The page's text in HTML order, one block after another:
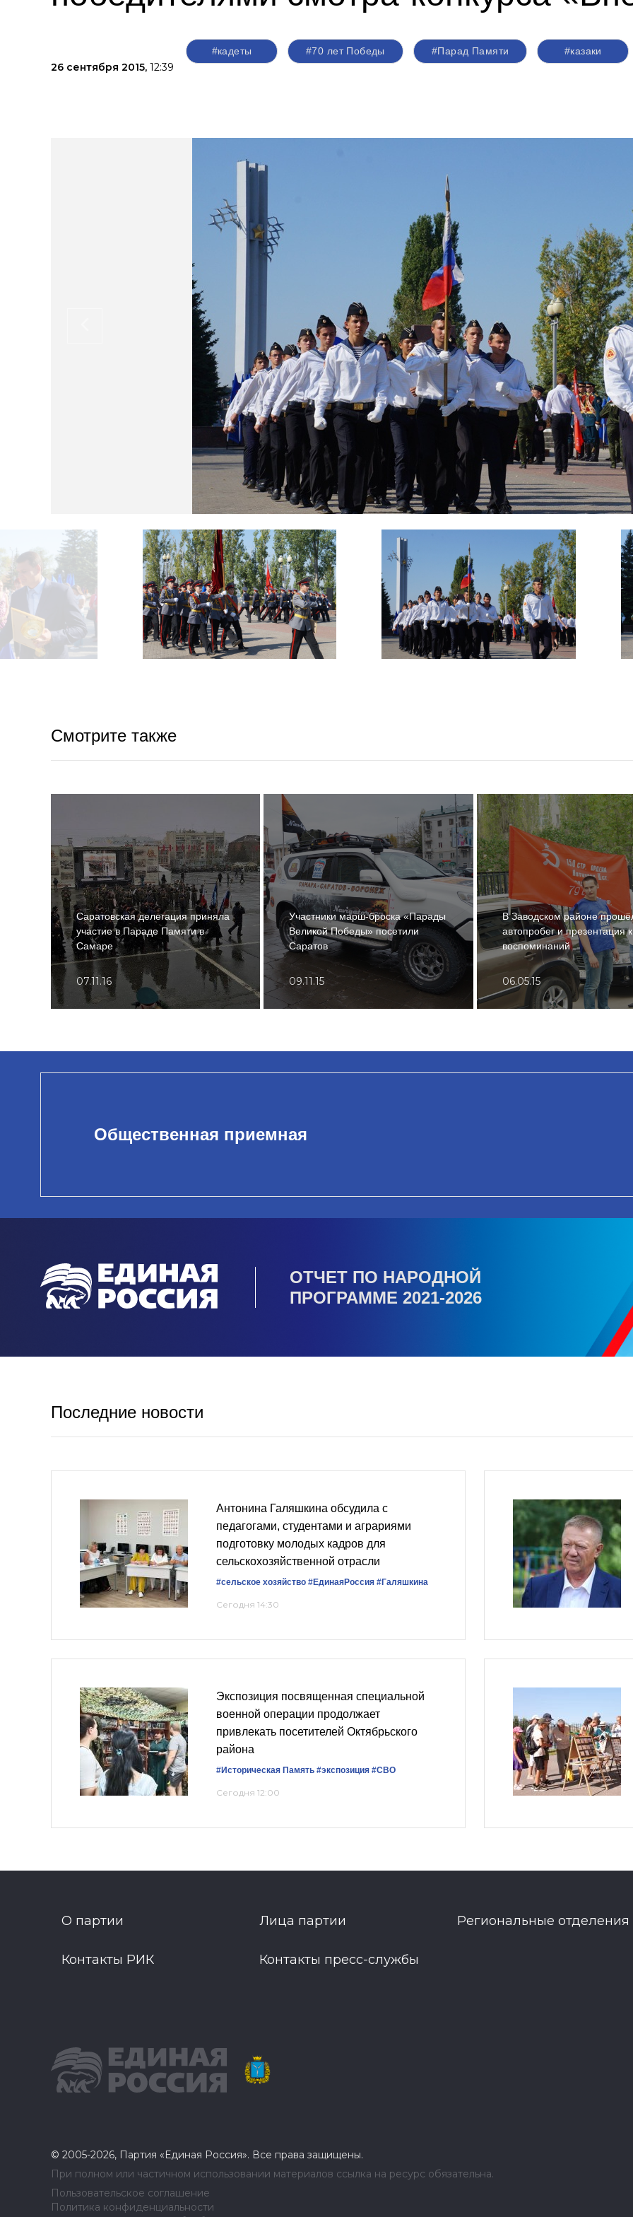
26 сентября 2015, 12:39
#кадеты #70 лет Победы #Парад Памяти #казаки
Смотрите также
Саратовская делегация приняла
участие в Параде Памяти в
Самаре
07.11.16
Участники марш-броска «Парады
Великой Победы» посетили
Саратов
09.11.15
В Заводском районе
автопробег и презентация
воспоминаний
06.05.15
Общественная приемная
ОТЧЕТ ПО НАРОДНОЙ
ПРОГРАММЕ 2021-2026
Последние новости
Антонина Галяшкина обсудила с
педагогами, студентами и аграриями
подготовку молодых кадров для
сельскохозяйственной отрасли
#сельское хозяйство #ЕдинаяРоссия #Галяшкина
Сегодня 14:30
Экспозиция посвященная специальной
военной операции продолжает
привлекать посетителей Октябрьского
района
#Историческая Память #экспозиция #СВО
Сегодня 12:00
О партии Лица партии Региональные отделения
Контакты РИК Контакты пресс-службы
© 2005-2026, Партия «Единая Россия». Все права защищены.
При полном или частичном использовании материалов ссылка на ресурс обязательна.
Пользовательское соглашение
Политика конфиденциальности